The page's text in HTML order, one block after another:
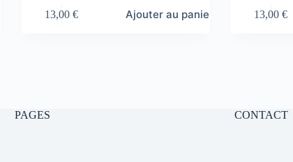
13,00€ Ajouter au panier 13,00€
PAGES CONTACT